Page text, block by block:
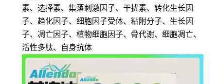
素、选择素、集落刺激因子、干扰素、转化生长因
子、趋化因子、细胞因子受体、粘附分子、生长因
子、凋亡因子、植物细胞因子、骨代谢、细胞凋亡、
活性多肽、自身抗体